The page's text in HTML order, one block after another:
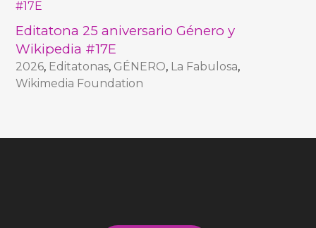
Editatona 25 aniversario Género y
Wikipedia #17E
2026, Editatonas, GÉNERO, La Fabulosa,
Wikimedia Foundation